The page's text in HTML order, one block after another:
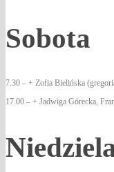
Sobota
7.30 – + Zofia Bielińska
17.00 – + Jadwiga Górecka,